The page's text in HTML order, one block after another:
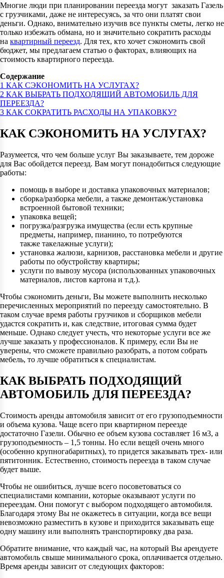
Многие люди при планировании переезда могут заказать Газель
с грузчиками, даже не интересуясь, за что они платят свои
деньги. Однако, внимательно изучив все пункты сметы, легко не
только избежать обмана, но и значительно сократить расходы
на квартирный переезд. Для тех, кто хочет сэкономить свой
бюджет, мы предлагаем статью о факторах, влияющих на
стоимость квартирного переезда.
Содержание
1 КАК СЭКОНОМИТЬ НА УСЛУГАХ?
2 КАК ВЫБРАТЬ ПОДХОДЯЩИЙ АВТОМОБИЛЬ ДЛЯ
ПЕРЕЕЗДА?
3 КАК СОКРАТИТЬ РАСХОДЫ НА УПАКОВКУ?
КАК СЭКОНОМИТЬ НА УСЛУГАХ?
Разумеется, что чем больше услуг Вы заказываете, тем дороже
для Вас обойдется переезд. Вам могут понадобиться следующие
работы:
помощь в выборе и доставка упаковочных материалов;
сборка/разборка мебели, а также демонтаж/установка
встроенной бытовой техники;
упаковка вещей;
погрузка/разгрузка имущества (если есть крупные
предметы, например, пианино, то потребуются
также такелажные услуги);
установка жалюзи, карнизов, расстановка мебели и другие
работы по обустройству квартиры;
услуги по вывозу мусора (использованных упаковочных
материалов, листов картона и т.д.).
Чтобы сэкономить деньги, Вы можете выполнить несколько
перечисленных мероприятий по переезду самостоятельно. В
таком случае время работы грузчиков и сборщиков мебели
удастся сократить и, как следствие, итоговая сумма будет
меньше. Однако следует учесть, что некоторые услуги все же
лучше заказать у профессионалов. К примеру, если Вы не
уверены, что сможете правильно разобрать, а потом собрать
мебель, то лучше обратиться к специалистам.
КАК ВЫБРАТЬ ПОДХОДЯЩИЙ
АВТОМОБИЛЬ ДЛЯ ПЕРЕЕЗДА?
Стоимость аренды автомобиля зависит от его грузоподъемности
и объема кузова. Чаще всего при квартирном переезде
достаточно Газели. Обычно ее объем кузова составляет 16 м3, а
грузоподъемность – 1,5 тонны. Но если вещей очень много
(особенно крупногабаритных), то придется заказывать трех- или
пятитонник. Естественно, стоимость переезда в таком случае
будет выше.
Чтобы не ошибиться, лучше всего посоветоваться со
специалистами компании, которые оказывают услуги по
переездам. Они помогут с выбором подходящего автомобиля.
Благодаря этому Вы не окажетесь в ситуации, когда все вещи
невозможно разместить в кузове и приходится заказывать еще
одну машину или выполнять транспортировку два раза.
Обратите внимание, что каждый час, на который Вы арендуете
автомобиль свыше минимального срока, оплачивается отдельно.
Время аренды зависит от следующих факторов: